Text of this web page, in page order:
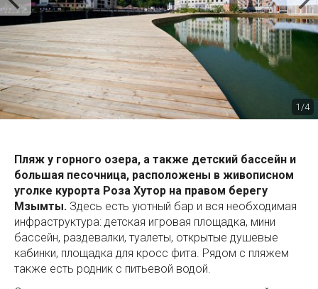
1/4
Пляж у горного озера, а также детский бассейн и
большая песочница, расположены в живописном
уголке курорта Роза Хутор на правом берегу
Мзымты. Здесь есть уютный бар и вся необходимая
инфраструктура: детская игровая площадка, мини
бассейн, раздевалки, туалеты, открытые душевые
кабинки, площадка для кросс фита. Рядом с пляжем
также есть родник с питьевой водой.